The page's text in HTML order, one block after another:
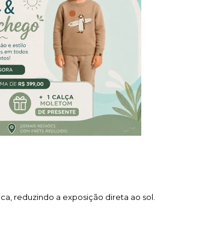
reduzindo a exposição direta ao sol.